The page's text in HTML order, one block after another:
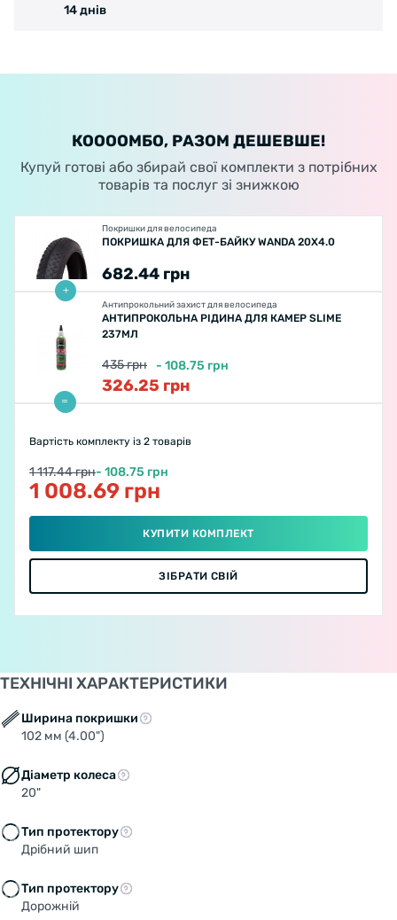
14 днів
КООООМБО, РАЗОМ ДЕШЕВШЕ!
Купуй готові або збирай свої комплекти з потрібних
товарів та послуг зі знижкою
Покришки для велосипеда
ПОКРИШКА ДЛЯ ФЕТ-БАЙКУ WANDA 20X4.0
682.44 грн
Антипрокольний захист для велосипеда
АНТИПРОКОЛЬНА РІДИНА ДЛЯ КАМЕР SLIME
237МЛ
435грн - 108.75 грн
326.25 грн
Вартість комплекту із 2 товарів
1 117.44 грн- 108.75 грн
1 008.69 грн
КУПИТИ КОМПЛЕКТ
ЗІБРАТИ СВІЙ
ТЕХНІЧНІ ХАРАКТЕРИСТИКИ
Ширина покришки
102 мм (4.00")
Діаметр колеса
20"
Тип протектору
Дрібний шип
Тип протектору
Дорожній